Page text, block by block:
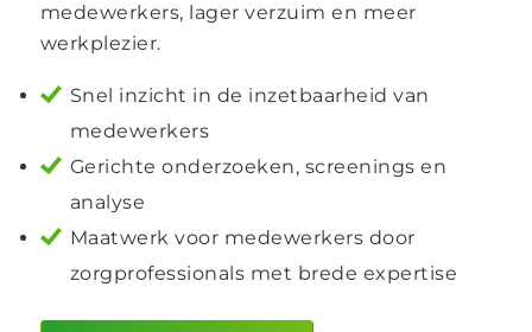
medewerkers, lager verzuim en meer
werkplezier.
Snel inzicht in de inzetbaarheid van
medewerkers
Gerichte onderzoeken, screenings en
analyse
Maatwerk voor medewerkers door
zorgprofessionals met brede expertise